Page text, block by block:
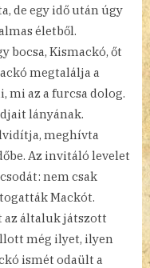
de egy idő után úgy
életből.
bocsa, Kismackó, őt
megtalálja a
mi az a furcsa dolog.
lányának.
meghívta
Az invitáló levelet
nem csak
Mackót.
az általuk játszott
még ilyet, ilyen
ismét odaült a